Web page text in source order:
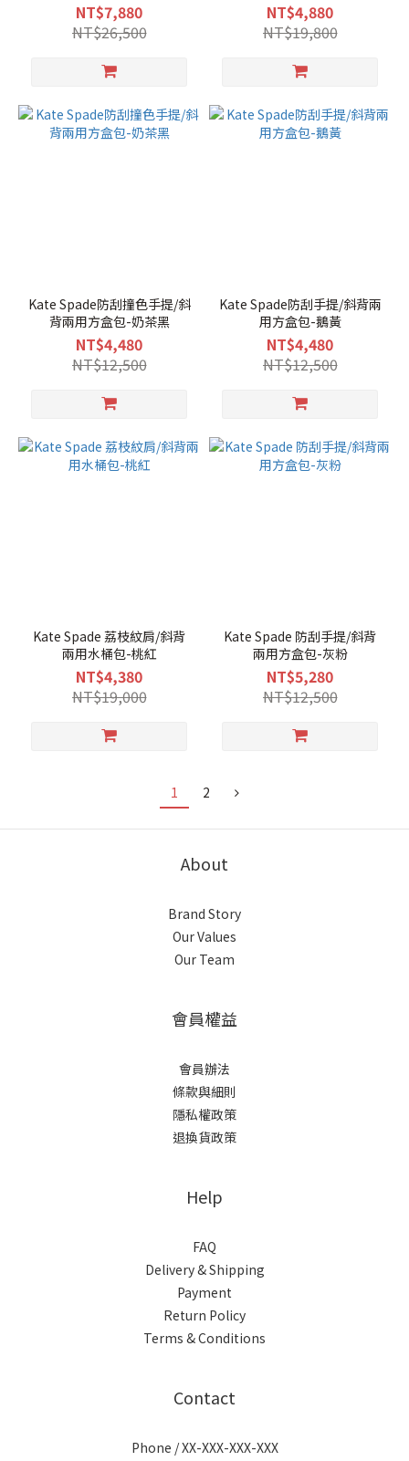
NT$7,880
NT$26,500
NT$4,880
NT$19,800
Kate Spade防刮撞色手提/斜
背兩用方盒包-奶茶黑
NT$4,480
NT$12,500
Kate Spade防刮手提/斜背兩
用方盒包-鵝黃
NT$4,480
NT$12,500
Kate Spade 荔枝紋肩/斜背
兩用水桶包-桃紅
NT$4,380
NT$19,000
Kate Spade 防刮手提/斜背
兩用方盒包-灰粉
NT$5,280
NT$12,500
1 2
About
Brand Story
Our Values
Our Team
會員權益
會員辦法
條款與細則
隱私權政策
退換貨政策
Help
FAQ
Delivery & Shipping
Payment
Return Policy
Terms & Conditions
Contact
Phone / XX-XXX-XXX-XXX